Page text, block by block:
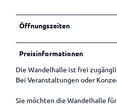
Öffnungszeiten
Preisinformationen
Die Wandelhalle ist frei
Bei Veranstaltungen oder
Sie möchten die Wandelhalle